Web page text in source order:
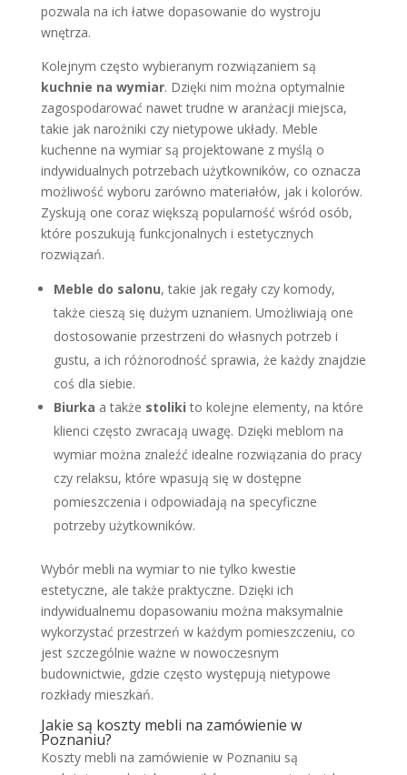
pozwala na ich łatwe dopasowanie do wystroju
wnętrza.
Kolejnym często wybieranym rozwiązaniem są
kuchnie na wymiar. Dzięki nim można optymalnie
zagospodarować nawet trudne w aranżacji miejsca,
takie jak narożniki czy nietypowe układy. Meble
kuchenne na wymiar są projektowane z myślą o
indywidualnych potrzebach użytkowników, co oznacza
możliwość wyboru zarówno materiałów, jak i kolorów.
Zyskują one coraz większą popularność wśród osób,
które poszukują funkcjonalnych i estetycznych
rozwiązań.
Meble do salonu, takie jak regały czy komody,
także cieszą się dużym uznaniem. Umożliwiają one
dostosowanie przestrzeni do własnych potrzeb i
gustu, a ich różnorodność sprawia, że każdy znajdzie
coś dla siebie.
Biurka a także stoliki to kolejne elementy, na które
klienci często zwracają uwagę. Dzięki meblom na
wymiar można znaleźć idealne rozwiązania do pracy
czy relaksu, które wpasują się w dostępne
pomieszczenia i odpowiadają na specyficzne
potrzeby użytkowników.
Wybór mebli na wymiar to nie tylko kwestie
estetyczne, ale także praktyczne. Dzięki ich
indywidualnemu dopasowaniu można maksymalnie
wykorzystać przestrzeń w każdym pomieszczeniu, co
jest szczególnie ważne w nowoczesnym
budownictwie, gdzie często występują nietypowe
rozkłady mieszkań.
Jakie są koszty mebli na zamówienie w
Poznaniu?
Koszty mebli na zamówienie w Poznaniu są